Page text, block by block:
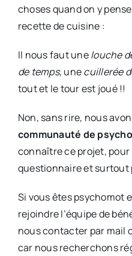
choses quand on y
recette de cuisine :
Il nous faut unelouche
de temps, unecuillerée
tout et le tour est joué !!
Non, sans rire, nous
communauté de
connaître ce projet, pour
questionnaire et surtout
Si vous êtes psychomot
rejoindre l’équipe de
nous contacter par mail
car nous recherchons